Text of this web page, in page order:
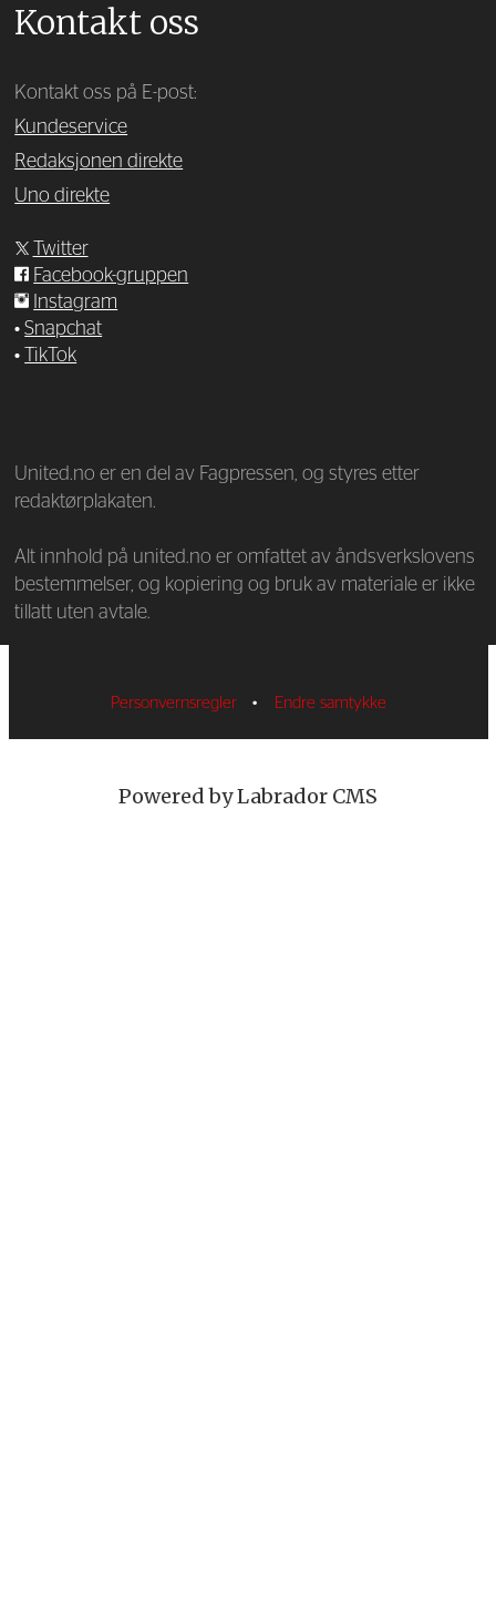
Kontakt oss
Kontakt oss på E-post:
Kundeservice
Redaksjonen direkte
Uno direkte
Twitter
Facebook-gruppen
Instagram
•Snapchat
•
TikTok
United.no er en del av Fagpressen, og styres etter
redaktørplakaten.
Alt innhold på united.no er omfattet av åndsverkslovens
bestemmelser, og kopiering og bruk av materiale er ikke
tillatt uten avtale.
Personvernsregler • Endre samtykke
Powered by Labrador CMS